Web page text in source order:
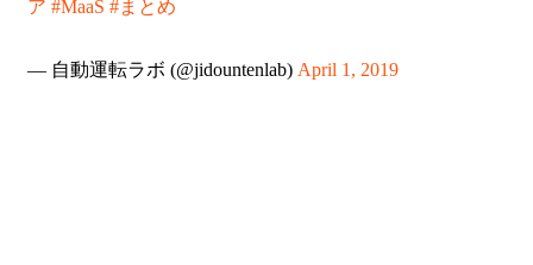
ア #MaaS #まとめ
— 自動運転ラボ (@jidountenlab) April 1, 2019